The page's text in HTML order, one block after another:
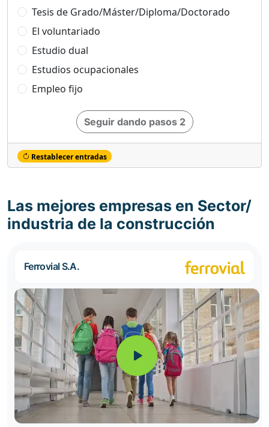
Tesis de Grado/Máster/Diploma/Doctorado
El voluntariado
Estudio dual
Estudios ocupacionales
Empleo fijo
Seguir dando pasos 2
Restablecer entradas
Las mejores empresas en Sector/
industria de la construcción
Ferrovial S.A.